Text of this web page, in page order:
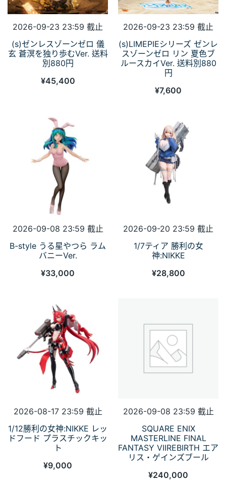
2026-09-23 23:59 截止
(s)ゼンレスゾーンゼロ 儀
玄 蒼溟を独り歩むVer. 送料
別880円
¥45,400
2026-09-23 23:59 截止
(s)LIMEPIEシリーズ ゼンレ
スゾーンゼロ リン 夏色ブ
ルースカイVer. 送料別880
円
¥7,600
2026-09-08 23:59 截止
B-style うる星やつら ラム
バニーVer.
¥33,000
2026-09-20 23:59 截止
1/7ティア 勝利の女
神:NIKKE
¥28,800
2026-08-17 23:59 截止
1/12勝利の女神:NIKKE レッ
ドフード プラスチックキッ
ト
¥9,000
2026-09-08 23:59 截止
SQUARE ENIX
MASTERLINE FINAL
FANTASY VIIREBIRTH エア
リス・ゲインズブール
¥240,000